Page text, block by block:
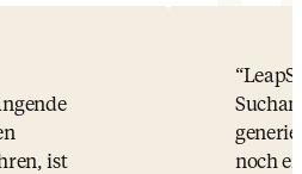
ist
noch